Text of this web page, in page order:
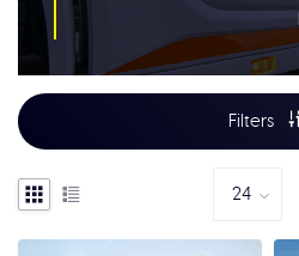
Filters